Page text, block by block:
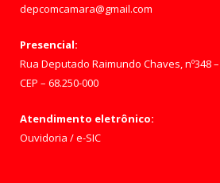
depcomcamara@gmail.com
Presencial:
Rua Deputado Raimundo Chaves, nº348
CEP – 68.250-000
Atendimento eletrônico:
Ouvidoria /e-SIC